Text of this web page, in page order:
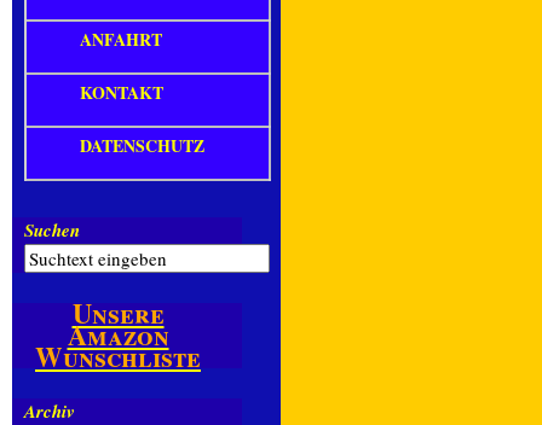
ANFAHRT
KONTAKT
DATENSCHUTZ
Suchen
Unsere
Amazon
Wunschliste
Archiv